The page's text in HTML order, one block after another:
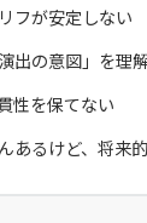
フが安定しない
出の意図」を理
性を保てない
あるけど、将来